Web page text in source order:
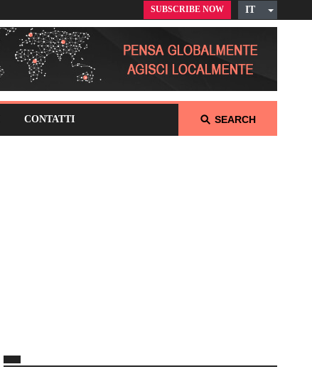
IT
English
Czech
German
Russian
SUBSCRIBE NOW
CONTATTI SEARCH